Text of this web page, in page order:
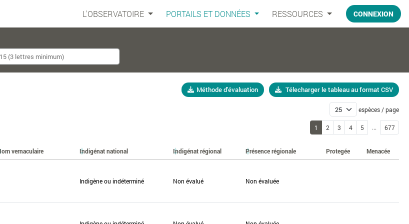
L'OBSERVATOIRE PORTAILS ET DONNÉES RESSOURCES CONNEXION
Méthode d'évaluation Télecharger le tableau au format CSV
espèces / page
1 2 3 4 5 ... 677
vernaculaire Indigénat national Indigénat régional Présence régionale Protegée Menacée
Indigène ou indéterminé Non évalué Non évaluée